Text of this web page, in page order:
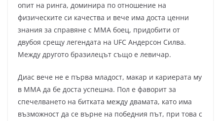
опит на ринга, доминира по отношение на
физическите си качества и вече има доста ценни
знания за справяне с ММА боец, придобити от
двубоя срещу легендата на UFC Андерсон Силва.
Между другото бразилецът също е левичар.
Диас вече не е първа младост, макар и кариерата му
в ММА да бе доста успешна. Пол е фаворит за
спечелването на битката между двамата, като има
възможност да се върне на победния път, при това с